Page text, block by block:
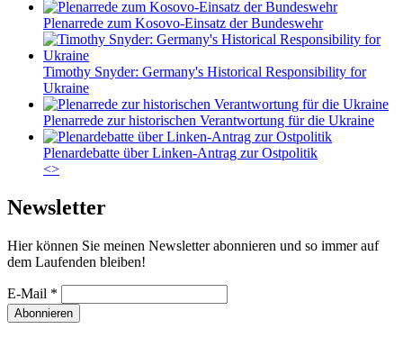
Plenarrede zum Kosovo-Einsatz der Bundeswehr
Timothy Snyder: Germany's Historical Responsibility for
Ukraine
Plenarrede zur historischen Verantwortung für die Ukraine
Plenardebatte über Linken-Antrag zur Ostpolitik
<>
Newsletter
Hier können Sie meinen Newsletter abonnieren und so immer auf
dem Laufenden bleiben!
E-Mail *